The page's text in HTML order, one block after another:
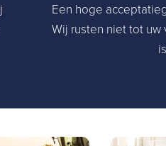
Een hoge
Wij rusten niet tot